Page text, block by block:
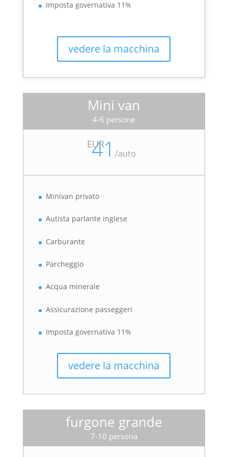
Imposta governativa 11%
vedere la macchina
Mini van
4-6 persone
EUR
41/auto
Minivan privato
Autista parlante inglese
Carburante
Parcheggio
Acqua minerale
Assicurazione passeggeri
Imposta governativa 11%
vedere la macchina
furgone grande
7-10 persona